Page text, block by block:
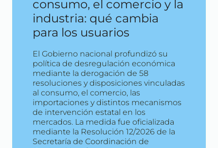
consumo, el comercio y la
industria: qué cambia
para los usuarios
El Gobierno nacional profundizó su
política de desregulación económica
mediante la derogación de 58
resoluciones y disposiciones vinculadas
al consumo, el comercio, las
importaciones y distintos mecanismos
de intervención estatal en los
mercados. La medida fue oficializada
mediante la Resolución 12/2026 de la
Secretaría de Coordinación de